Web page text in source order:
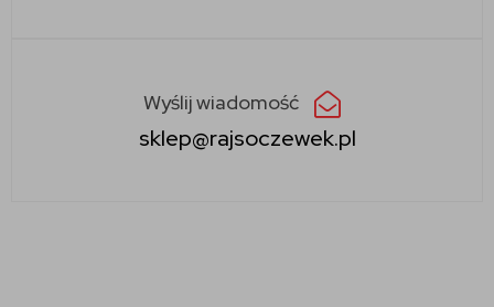
Wyślij wiadomość
sklep@rajsoczewek.pl